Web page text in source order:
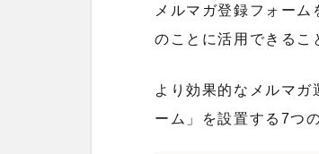
メルマガ登録フォー
のことに活用できるこ
より効果的なメルマ
ーム」を設置する7つ